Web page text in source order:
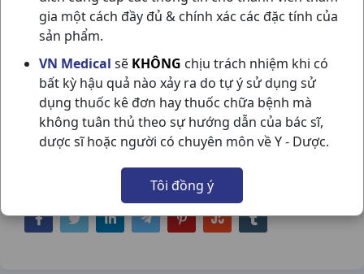
gia một cách đầy đủ & chính xác các đặc tính của
sản phẩm.
VN Medical sẽ KHÔNG chịu trách nhiệm khi có
bất kỳ hậu quả nào xảy ra do tự ý sử dụng sử
dụng thuốc kê đơn hay thuốc chữa bệnh mà
không tuân thủ theo sự hướng dẫn của bác sĩ,
dược sĩ hoặc người có chuyên môn về Y - Dược.
Tôi đồng ý
ZINMAX 250MG H10V DOMESCO
NSX:Domesco
Nhóm hàng:Kháng Sinh - Kháng Nấm -
Kháng Virus,
Chia sẻ qua mạng xã hội: